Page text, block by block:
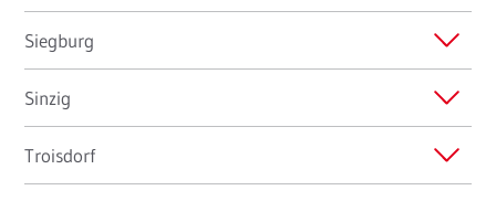
Siegburg
Sinzig
Troisdorf